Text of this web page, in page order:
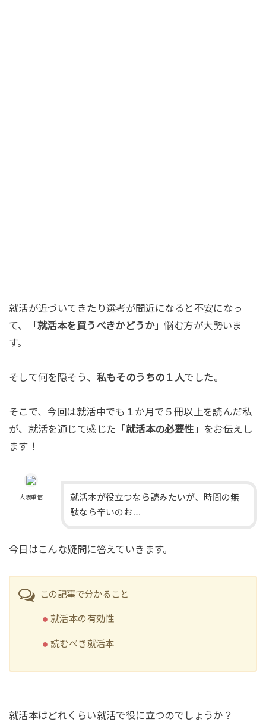
就活が近づいてきたり選考が間近になると不安になっ
て、「就活本を買うべきかどうか」悩む方が大勢いま
す。
そして何を隠そう、 私もそのうちの１人でした。
そこで、今回は就活中でも１か月で５冊以上を読んだ私
が、就活を通じて感じた「就活本の必要性 」をお伝えし
ます！
大隈重信
就活本が役立つなら読みたいが、時間の無
駄なら辛いのお…
今日はこんな疑問に答えていきます。
この記事で分かること
就活本の有効性
読むべき就活本
就活本はどれくらい就活で役に立つのでしょうか？